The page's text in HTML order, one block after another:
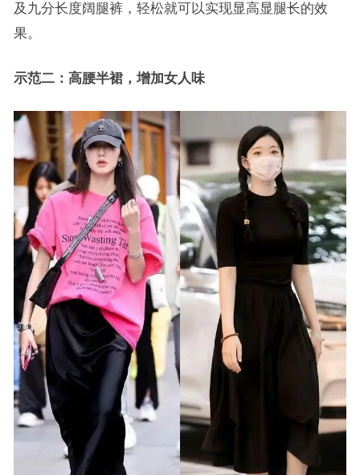
及九分长度阔腿裤，轻松就可以实现显高显腿长的效
果。
示范二：高腰半裙，增加女人味